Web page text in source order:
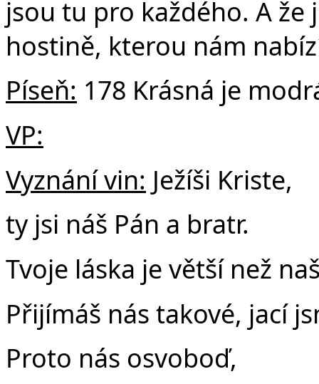
jsou tu pro každého. A
hostině, kterou nám
Píseň: 178 Krásná je
VP:
Vyznání vin: Ježíši Kriste,
ty jsi náš Pán a bratr.
Tvoje láska je větší než
Přijímáš nás takové, jací
Proto nás osvoboď,